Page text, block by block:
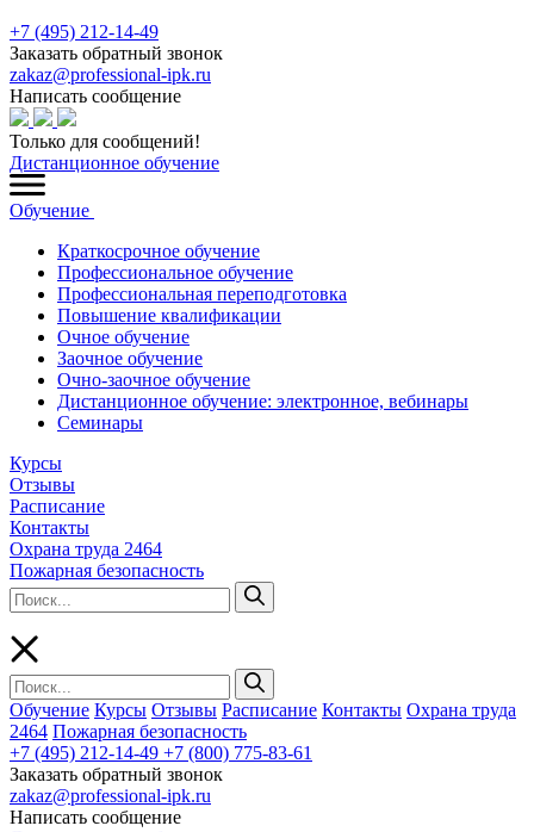
+7 (495) 212-14-49
Заказать обратный звонок
zakaz@professional-ipk.ru
Написать сообщение
Только для сообщений!
Дистанционное обучение
Обучение
Краткосрочное обучение
Профессиональное обучение
Профессиональная переподготовка
Повышение квалификации
Очное обучение
Заочное обучение
Очно-заочное обучение
Дистанционное обучение: электронное, вебинары
Семинары
Курсы
Отзывы
Расписание
Контакты
Охрана труда 2464
Пожарная безопасность
Обучение Курсы Отзывы Расписание Контакты Охрана труда
2464 Пожарная безопасность
+7 (495) 212-14-49 +7 (800) 775-83-61
Заказать обратный звонок
zakaz@professional-ipk.ru
Написать сообщение